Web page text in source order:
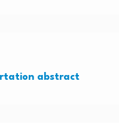
abstract